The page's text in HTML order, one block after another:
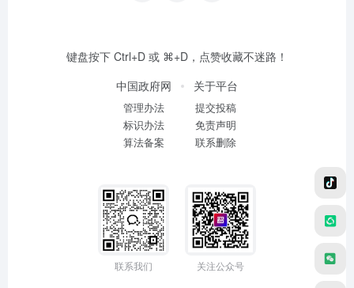
键盘按下 Ctrl+D 或 ⌘+D，点赞收藏不迷路！
中国政府网
管理办法
标识办法
算法备案
关于平台
提交投稿
免责声明
联系删除
联系我们 关注公众号